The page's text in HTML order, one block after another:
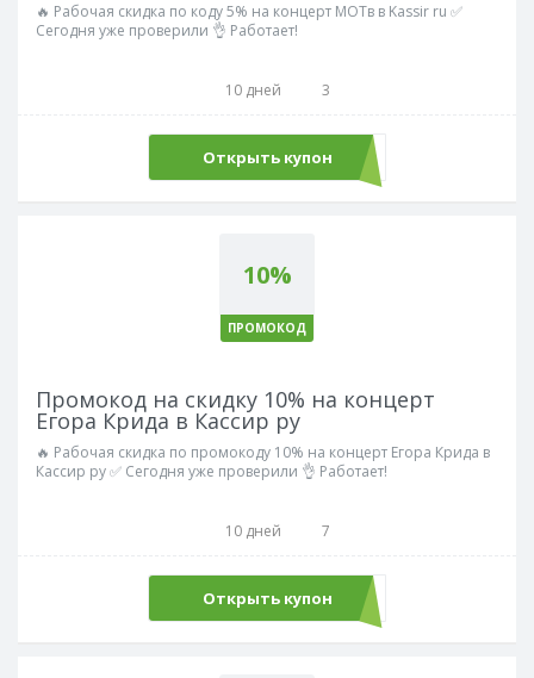
🔥 Рабочая скидка по коду 5% на концерт МОТв в Kassir ru ✅
Сегодня уже проверили 👌 Работает!
10 дней 3
Открыть купонМОТ5
10%
ПРОМОКОД
Промокод на скидку 10% на концерт
Егора Крида в Кассир ру
🔥 Рабочая скидка по промокоду 10% на концерт Егора Крида в
Кассир ру ✅ Сегодня уже проверили 👌 Работает!
10 дней 7
Открыть купонКРИД10